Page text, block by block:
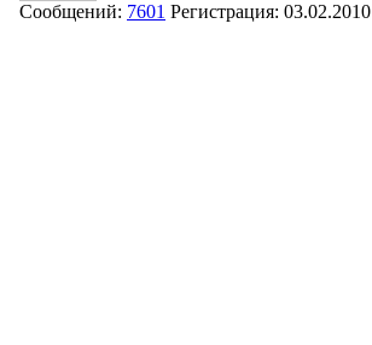
Сообщений: 7601 Регистрация: 03.02.2010